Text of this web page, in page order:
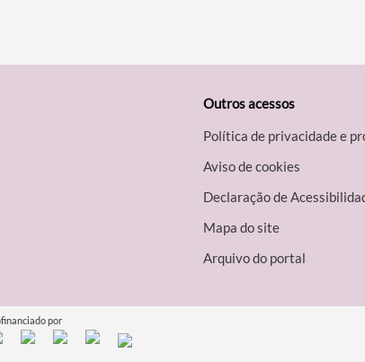
Outros acessos
Política de privacidade e
Aviso de cookies
Declaração de
Mapa do site
Arquivo do portal
por